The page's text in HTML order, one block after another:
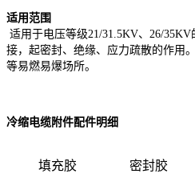
适用范围
适用于电压等级21/31.5KV、26/
接，起密封、绝缘、应力疏散的作用
等易燃易爆场所。
冷缩电缆附件配件明细
填充胶 密封胶